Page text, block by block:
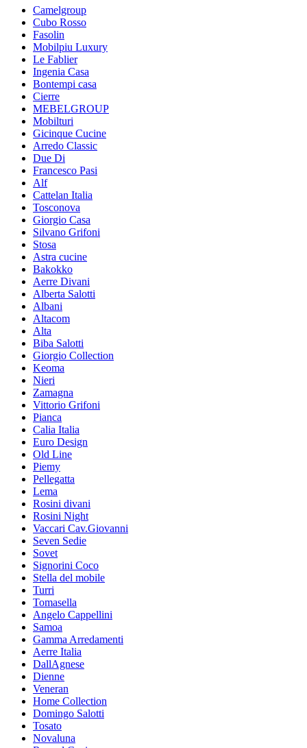
Camelgroup
Cubo Rosso
Fasolin
Mobilpiu Luxury
Le Fablier
Ingenia Casa
Bontempi casa
Cierre
MEBELGROUP
Mobilturi
Gicinque Cucine
Arredo Classic
Due Di
Francesco Pasi
Alf
Cattelan Italia
Tosconova
Giorgio Casa
Silvano Grifoni
Stosa
Astra cucine
Bakokko
Aerre Divani
Alberta Salotti
Albani
Altacom
Alta
Biba Salotti
Giorgio Collection
Keoma
Nieri
Zamagna
Vittorio Grifoni
Pianca
Calia Italia
Euro Design
Old Line
Piemy
Pellegatta
Lema
Rosini divani
Rosini Night
Vaccari Cav.Giovanni
Seven Sedie
Sovet
Signorini Coco
Stella del mobile
Turri
Tomasella
Angelo Cappellini
Samoa
Gamma Arredamenti
Aerre Italia
DallAgnese
Dienne
Veneran
Home Collection
Domingo Salotti
Tosato
Novaluna